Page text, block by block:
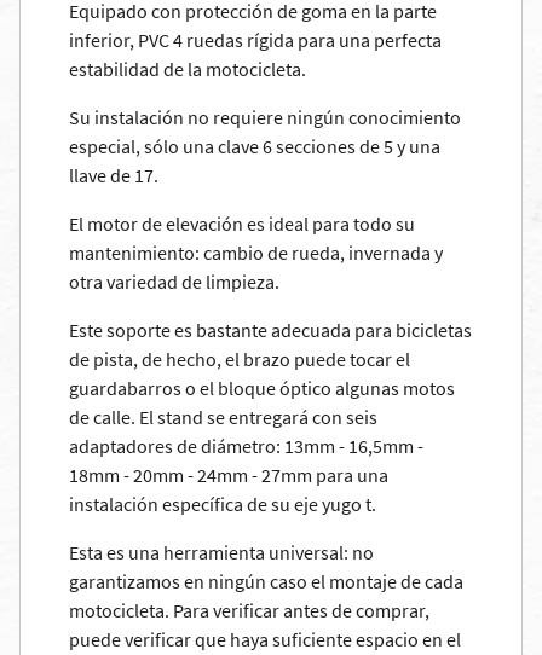
Equipado con protección de goma en la parte
inferior, PVC 4 ruedas rígida para una perfecta
estabilidad de la motocicleta.
Su instalación no requiere ningún conocimiento
especial, sólo una clave 6 secciones de 5 y una
llave de 17.
El motor de elevación es ideal para todo su
mantenimiento: cambio de rueda, invernada y
otra variedad de limpieza.
Este soporte es bastante adecuada para bicicletas
de pista, de hecho, el brazo puede tocar el
guardabarros o el bloque óptico algunas motos
de calle. El stand se entregará con seis
adaptadores de diámetro: 13mm - 16,5mm -
18mm - 20mm - 24mm - 27mm para una
instalación específica de su eje yugo t.
Esta es una herramienta universal: no
garantizamos en ningún caso el montaje de cada
motocicleta. Para verificar antes de comprar,
puede verificar que haya suficiente espacio en el